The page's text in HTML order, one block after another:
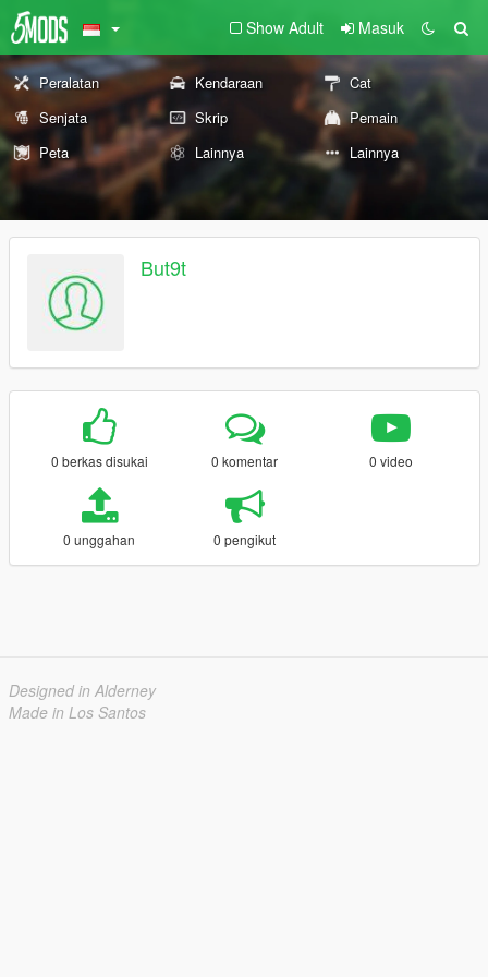
Show Adult Masuk
Peralatan Kendaraan
Cat
Senjata
Skrip
Pemain
Peta
Lainnya Lainnya
But9t
0 berkas disukai 0 komentar 0 video
0 unggahan 0 pengikut
Designed in Alderney
Made in Los Santos